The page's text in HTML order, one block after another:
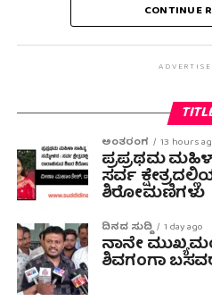
CONTINUE
ಅಂತರಂಗ 13 hours
ಪ್ರಪ್ರಥಮ
ಸರ್ವ
ಶಿರೋಮಣಿಗಳು
ದಿನದ ಸುದ್ದಿ 1 day ago
ನಾನೇ
ಶಿವಗಂಗಾ